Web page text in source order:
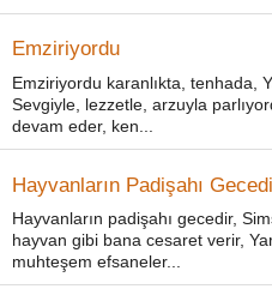
Emziriyordu
Emziriyordu karanlıkta, tenhada,
Sevgiyle, lezzetle, arzuyla
devam eder, ken...
Hayvanların Padişahı
Hayvanların padişahı gecedir,
hayvan gibi bana cesaret verir,
muhteşem efsaneler...